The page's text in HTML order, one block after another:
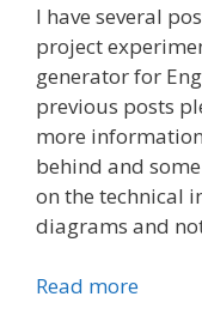
I have several
project
generator for
previous posts
more
behind and
on the technical
diagrams and
Read more